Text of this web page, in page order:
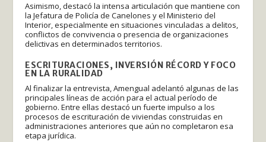
Asimismo, destacó la intensa articulación que mantiene con
la Jefatura de Policía de Canelones y el Ministerio del
Interior, especialmente en situaciones vinculadas a delitos,
conflictos de convivencia o presencia de organizaciones
delictivas en determinados territorios.
ESCRITURACIONES, INVERSIÓN RÉCORD Y FOCO
EN LA RURALIDAD
Al finalizar la entrevista, Amengual adelantó algunas de las
principales líneas de acción para el actual período de
gobierno. Entre ellas destacó un fuerte impulso a los
procesos de escrituración de viviendas construidas en
administraciones anteriores que aún no completaron esa
etapa jurídica.